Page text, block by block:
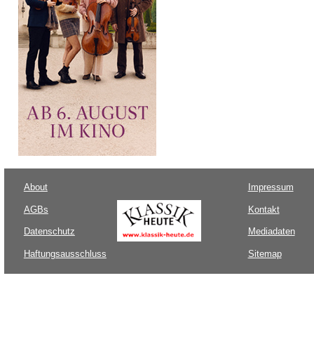
About
AGBs
Datenschutz
Haftungsausschluss
Impressum
Kontakt
Mediadaten
Sitemap